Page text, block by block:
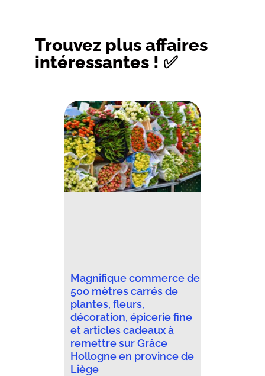
Trouvez plus affaires
intéressantes ! ✅
Magnifique commerce de
500 mètres carrés de
plantes, fleurs,
décoration, épicerie fine
et articles cadeaux à
remettre sur Grâce
Hollogne en province de
Liège